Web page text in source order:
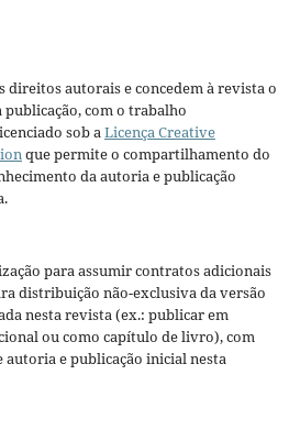
direitos autorais e concedem à revista o
com o trabalho
sob aLicença Creative
que permite o compartilhamento do
da autoria e publicação
para assumir contratos adicionais
distribuição não-exclusiva da versão
nesta revista (ex.: publicar em
ou como capítulo de livro), com
autoria e publicação inicial nesta